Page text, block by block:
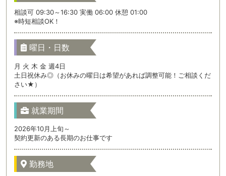
相談可 09:30～16:30 実働 06:00 休憩 01:00
※時短相談OK！
曜日・日数
月 火 木 金 週4日
土日祝休み◎（お休みの曜日は希望があれば調整可能！ご相談くだ
さい★）
就業期間
2026年10月上旬～
契約更新のある長期のお仕事です
勤務地